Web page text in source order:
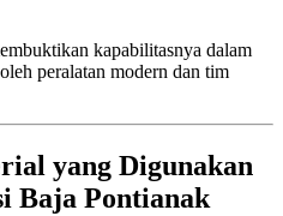
kapabilitasnya dalam
peralatan modern dan tim
yang Digunakan
Baja Pontianak